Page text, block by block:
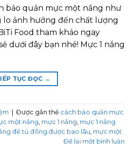
bảo quản mực một nắng như
lo ảnh hưởng đến chất lượng
Food tham khảo ngay
dưới đây bạn nhé! Mực 1 nắng
TỤC ĐỌC →
Được gắn thẻ cách bảo quản mực
một nắng mực 1 nắng mực 1 nắng
để tủ đông được bao lâu mực một
Để lại một bình luận